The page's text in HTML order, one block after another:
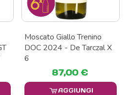
Moscato Giallo Trenino
DOC 2024 - De Tarczal X
6
87,00 €
AGGIUNGI